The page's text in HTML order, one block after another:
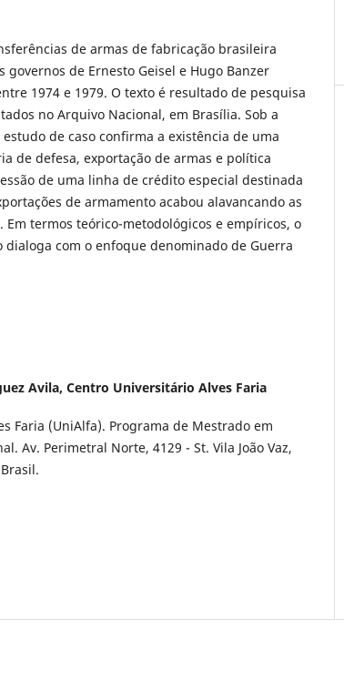
de armas de fabricação brasileira
governos de Ernesto Geisel e Hugo Banzer
1974 e 1979. O texto é resultado de pesquisa
no Arquivo Nacional, em Brasília. Sob a
de caso confirma a existência de uma
de defesa, exportação de armas e política
de uma linha de crédito especial destinada
de armamento acabou alavancando as
termos teórico-metodológicos e empíricos, o
dialoga com o enfoque denominado de Guerra
Avila, Centro Universitário Alves Faria
Faria (UniAlfa). Programa de Mestrado em
Av. Perimetral Norte, 4129 - St. Vila João Vaz,